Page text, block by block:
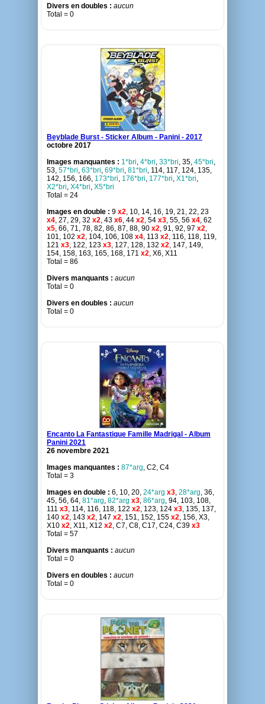
Divers en doubles : aucun
Total = 0
Beyblade Burst - Sticker Album - Panini - 2017
octobre 2017
Images manquantes : 1*bri, 4*bri, 33*bri, 35, 45*bri,
53, 57*bri, 63*bri, 69*bri, 81*bri, 114, 117, 124, 135,
142, 156, 166, 173*bri, 176*bri, 177*bri, X1*bri,
X2*bri, X4*bri, X5*bri
Total = 24
Images en double : 9 x2, 10, 14, 16, 19, 21, 22, 23
x4, 27, 29, 32 x2, 43 x6, 44 x2, 54 x3, 55, 56 x4, 62
x5, 66, 71, 78, 82, 86, 87, 88, 90 x2, 91, 92, 97 x2,
101, 102 x2, 104, 106, 108 x4, 113 x2, 116, 118, 119,
121 x3, 122, 123 x3, 127, 128, 132 x2, 147, 149,
154, 158, 163, 165, 168, 171 x2, X6, X11
Total = 86
Divers manquants : aucun
Total = 0
Divers en doubles : aucun
Total = 0
Encanto La Fantastique Famille Madrigal - Album
Panini 2021
26 novembre 2021
Images manquantes : 87*arg, C2, C4
Total = 3
Images en double : 6, 10, 20, 24*arg x3, 28*arg, 36,
45, 56, 64, 81*arg, 82*arg x3, 86*arg, 94, 103, 108,
111 x3, 114, 116, 118, 122 x2, 123, 124 x3, 135, 137,
140 x2, 143 x2, 147 x2, 151, 152, 155 x2, 156, X3,
X10 x2, X11, X12 x2, C7, C8, C17, C24, C39 x3
Total = 57
Divers manquants : aucun
Total = 0
Divers en doubles : aucun
Total = 0